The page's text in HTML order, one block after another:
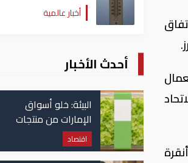
موجة حر غير مسبوقة
أخبار عالمية
أحدث الأخبار
البيئة: خلو أسواق
الإمارات من منتجات
الخس المرتبطة بتفشي
داء السيكلوسبورا
اقتصاد